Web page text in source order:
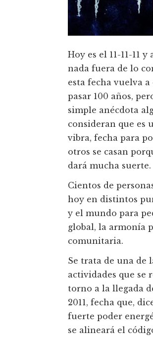
Hoy es el 11-11-11
nada fuera de lo
esta fecha vuelva
pasar 100 años,
simple anécdota
consideran que es
vibra, fecha para
otros se casan
dará mucha suerte.
Cientos de
hoy en distintos
y el mundo para
global, la armonía
comunitaria.
Se trata de una de
actividades que se
torno a la llegada
2011, fecha que,
fuerte poder
se alineará el